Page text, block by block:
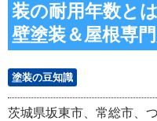
装の耐用年数と
壁塗装＆屋根専
塗装の豆知識
茨城県坂東市、常総市、